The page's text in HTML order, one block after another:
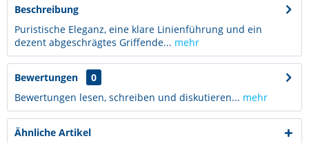
Beschreibung
Puristische Eleganz, eine klare Linienführung und ein
dezent abgeschrägtes Griffende... mehr
Bewertungen
0
Bewertungen lesen, schreiben und diskutieren... mehr
Ähnliche Artikel